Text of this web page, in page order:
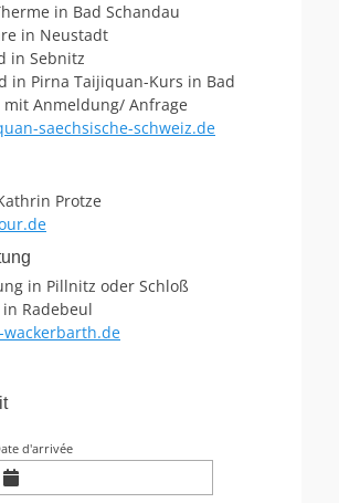
in Bad Schandau
in Neustadt
in Sebnitz
in Pirna Taijiquan-Kurs in Bad
mit Anmeldung/ Anfrage
saechsische-schweiz.de
Protze
in Pillnitz oder Schloß
Radebeul
wackerbarth.de
d'arrivée